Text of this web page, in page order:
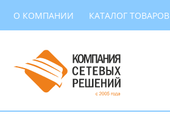
О КОМПАНИИ КАТАЛОГ ТОВАРОВ